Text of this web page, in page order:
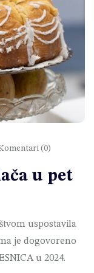
(0)
u pet
uspostavila
je dogovoreno
u 2024.